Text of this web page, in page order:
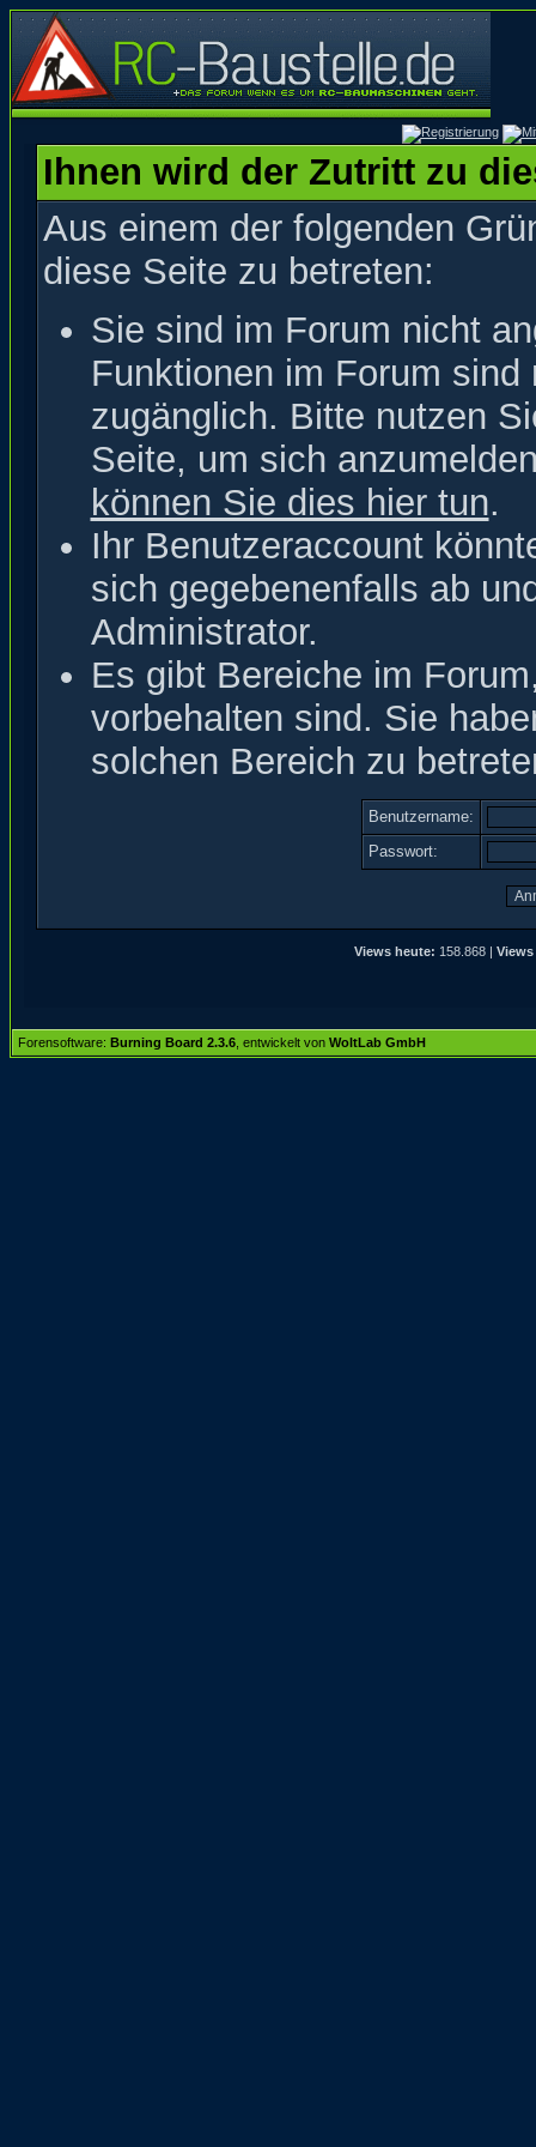
Ihnen wird der Zutritt zu
Aus einem der folgenden
diese Seite zu betreten:
Sie sind im Forum nicht
Funktionen im Forum
zugänglich. Bitte nutzen
Seite, um sich
können Sie dies hier tun.
Ihr Benutzeraccount
sich gegebenenfalls ab
Administrator.
Es gibt Bereiche im
vorbehalten sind. Sie
solchen Bereich zu
Benutzername:
Passwort:
Views heute: 158.868 |
Forensoftware: Burning Board 2.3.6 , entwickelt von WoltLab GmbH